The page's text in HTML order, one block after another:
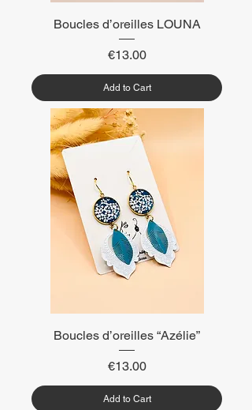
Boucles d’oreilles LOUNA
Price
€13.00
Add to Cart
Boucles d’oreilles “Azélie”
Price
€13.00
Add to Cart